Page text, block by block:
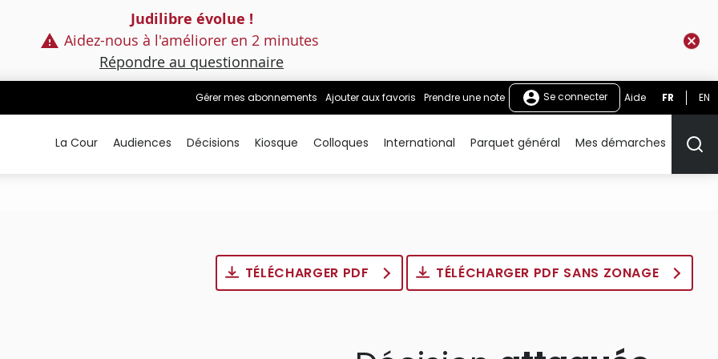
Judilibre évolue !
Aidez-nous à l'améliorer en 2 minutes
Répondre au questionnaire
Gérer mes abonnements Ajouter aux favoris Prendre une note Se connecter Aide FR EN
La Cour Audiences Décisions Kiosque Colloques International Parquet général Mes démarches
TÉLÉCHARGER PDF TÉLÉCHARGER PDF SANS ZONAGE